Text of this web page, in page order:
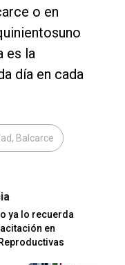
o en
es la
día en cada
Balcarce
ya lo recuerda
en